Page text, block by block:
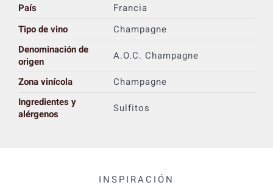
País
Francia
Tipo de vino
Champagne
Denominación de
origen
A.O.C. Champagne
Zona vinícola
Champagne
Ingredientes y
alérgenos
Sulfitos
INSPIRACIÓN